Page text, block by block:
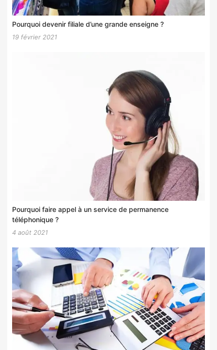
Pourquoi devenir filiale d’une grande enseigne ?
19 février 2021
Pourquoi faire appel à un service de permanence
téléphonique ?
4 août 2021